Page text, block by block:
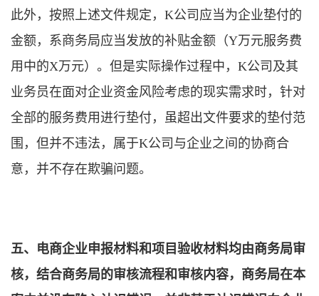
此外，按照上述文件规定，K公司应当为企业垫付的
金额，系商务局应当发放的补贴金额（Y万元服务费
用中的X万元）。但是实际操作过程中，K公司及其
业务员在面对企业资金风险考虑的现实需求时，针对
全部的服务费用进行垫付，虽超出文件要求的垫付范
围，但并不违法，属于K公司与企业之间的协商合
意，并不存在欺骗问题。
五、电商企业申报材料和项目验收材料均由商务局审
核，结合商务局的审核流程和审核内容，商务局在本